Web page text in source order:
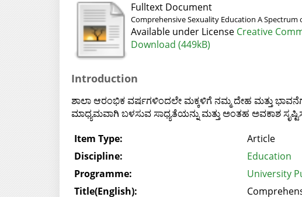
Fulltext Document
Comprehensive Sexuality Education A Spectrum
Available under License Creative
Download (449kB)
Introduction
ಶಾಲಾ ಆರಂಭಿಕ ವರ್ಷಗಳಿಂದಲೇ ಮಕ್ಕಳಿಗೆ ನಮ್ಮ ದೇಹ ಮತ್ತು
ಮಾಧ್ಯಮವಾಗಿ ಬಳಸುವ ಸಾಧ್ಯತೆಯನ್ನು ಮತ್ತು ಅಂತಹ ಅವಕಾಶ
Item Type:
Article
Discipline:
Education
Programme:
University
Title(English):